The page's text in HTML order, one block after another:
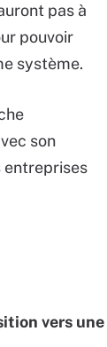
pas à
pouvoir
système.
son
entreprises
vers une